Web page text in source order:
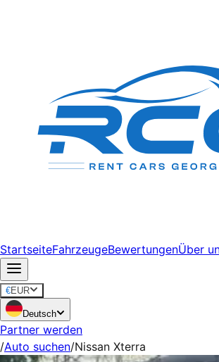
StartseiteFahrzeugeBewertungenÜber
€EUR
Deutsch
Partner werden
/Auto suchen/Nissan Xterra